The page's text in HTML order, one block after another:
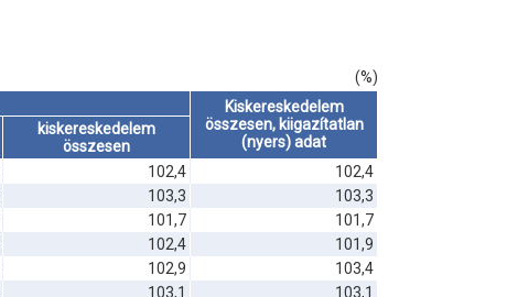
(%)
Kiskereskedelem
összesen, kiigazítatlan
(nyers) adat
kiskereskedelem
összesen
102,4
102,4
103,3
103,3
101,7
101,7
102,4
101,9
102,9
103,4
103,1
103,1